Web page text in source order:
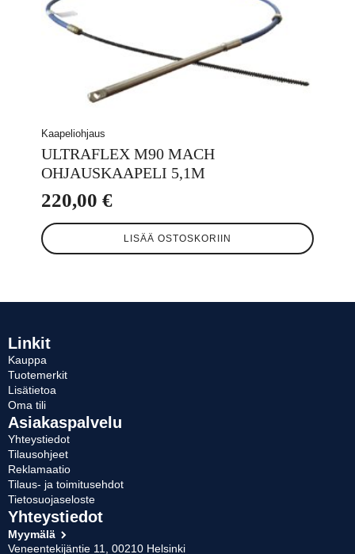
Kaapeliohjaus
ULTRAFLEX M90 MACH
OHJAUSKAAPELI 5,1M
220,00 €
LISÄÄ OSTOSKORIIN
Linkit
Kauppa
Tuotemerkit
Lisätietoa
Oma tili
Asiakaspalvelu
Yhteystiedot
Tilausohjeet
Reklamaatio
Tilaus- ja toimitusehdot
Tietosuojaseloste
Yhteystiedot
Myymälä
Veneentekijäntie 11, 00210 Helsinki